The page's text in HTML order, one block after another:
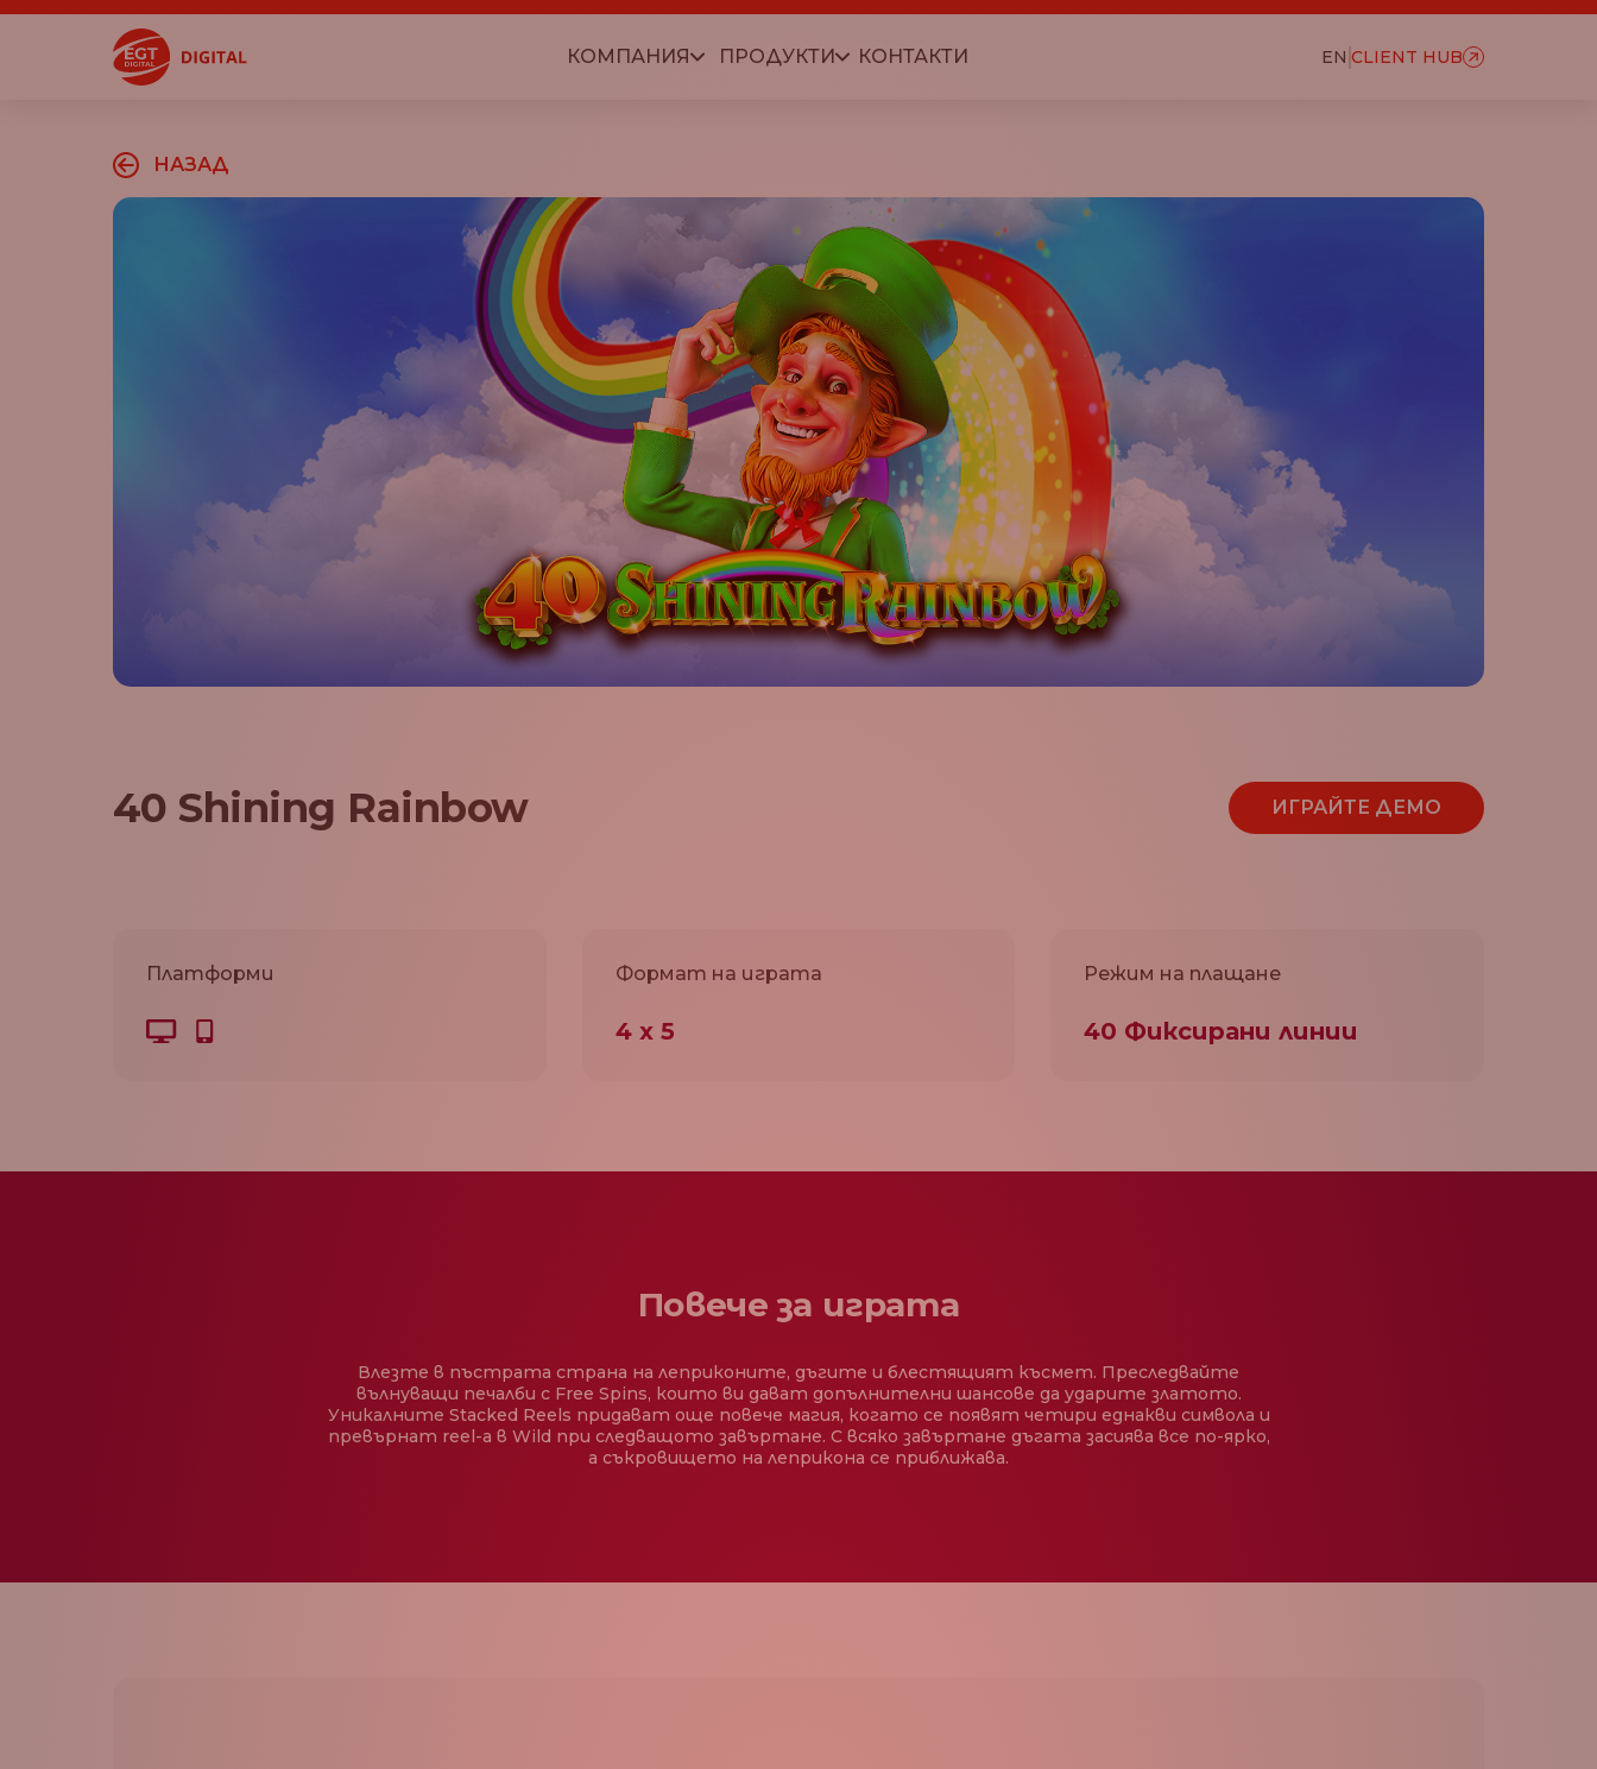
КОМПАНИЯ ПРОДУКТИ КОНТАКТИ EN CLIENT HUB
НАЗАД
40 Shining Rainbow ИГРАЙТЕ ДЕМО
Платформи Формат на играта
4 х 5
Режим на плащане
40 Фиксирани линии
Повече за играта
Влезте в пъстрата страна на леприконите, дъгите и блестящият късмет. Преследвайте
вълнуващи печалби с Free Spins, които ви дават допълнителни шансове да ударите златото.
Уникалните Stacked Reels придават още повече магия, когато се появят четири еднакви символа и
превърнат reel-а в Wild при следващото завъртане. С всяко завъртане дъгата засиява все по-ярко,
а съкровището на леприкона се приближава.